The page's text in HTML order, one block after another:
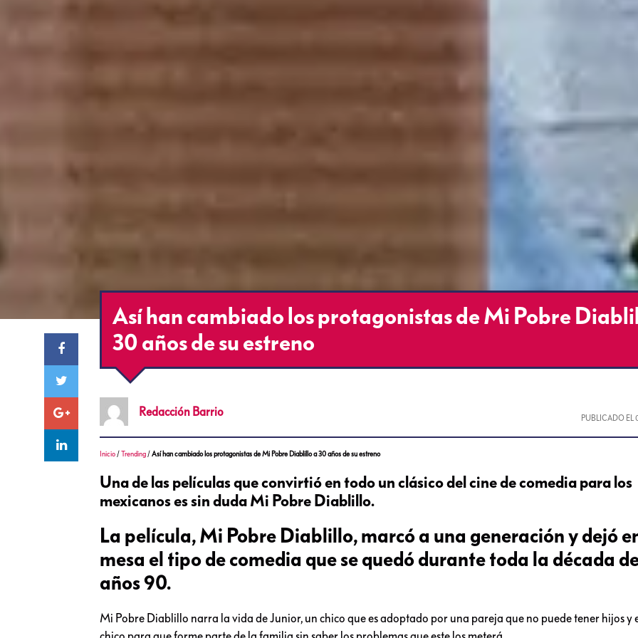
Así han cambiado los protagonistas de Mi Pobre
30 años de su estreno
Redacción Barrio PUBLICADO EL
Inicio /Trending /Así han cambiado los protagonistas de Mi Pobre Diablillo a 30 años de su estreno
Una de las películas que convirtió en todo un clásico del cine de comedia para los
mexicanos es sin duda Mi Pobre Diablillo.
La película, Mi Pobre Diablillo, marcó a una generación y dejó
mesa el tipo de comedia que se quedó durante toda la década
años 90.
Mi Pobre Diablillo narra la vida de Junior, un chico que es adoptado por una pareja que no puede tener hijos y